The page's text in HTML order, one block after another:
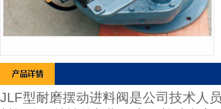
JLF型耐磨摆动进料阀是公司技术人